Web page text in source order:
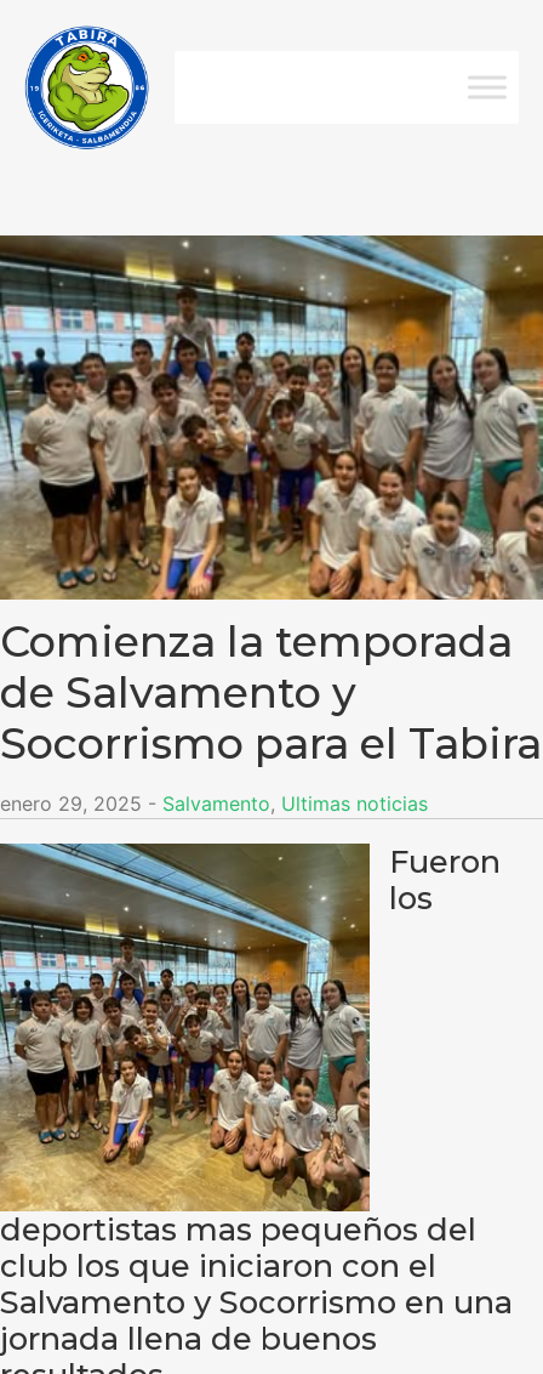
Comienza la temporada
de Salvamento y
Socorrismo para el Tabira
enero 29, 2025 - Salvamento, Ultimas noticias
Fueron
los
deportistas mas pequeños del
club los que iniciaron con el
Salvamento y Socorrismo en una
jornada llena de buenos